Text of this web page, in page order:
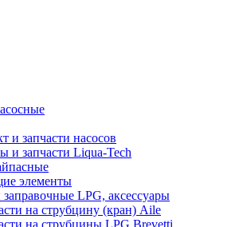
и запчасти насосов
и запчасти Liqua-Tech
элементы
LPG, аксессуары
на струбцину (кран) Aile